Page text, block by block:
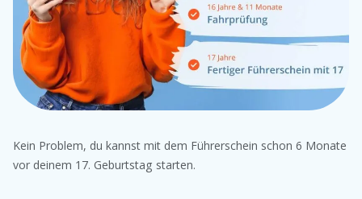
Kein Problem, du kannst mit dem Führerschein schon 6 Monate
vor deinem 17. Geburtstag starten.